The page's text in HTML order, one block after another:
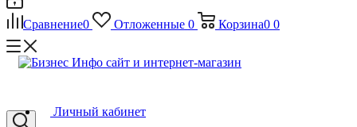
Сравнение0 Отложенные 0 Корзина0 0
Личный кабинет